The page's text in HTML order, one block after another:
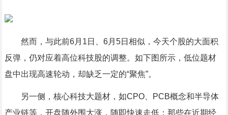
然而，与此前6月1日、6月5日相似，今天个股的大面积
反弹，仍对应着高位科技股的调整。如下图所示，低位题材
盘中出现高速轮动，却缺乏一定的“聚焦”。
另一侧，核心科技大题材，如CPO、 PCB概念和半导体
产业链等，开盘随外围大涨，随即快速走低；那些在近期经